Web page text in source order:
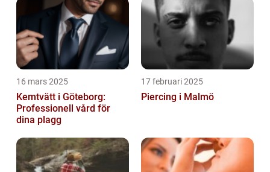
16 mars 2025
Kemtvätt i Göteborg:
Professionell vård för
dina plagg
17 februari 2025
Piercing i Malmö